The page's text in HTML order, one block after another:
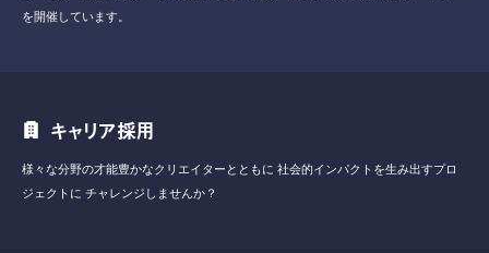
を開催しています。
キャリア採用
様々な分野の才能豊かなクリエイターとともに 社会的インパクトを生み出すプロ
ジェクトに チャレンジしませんか？